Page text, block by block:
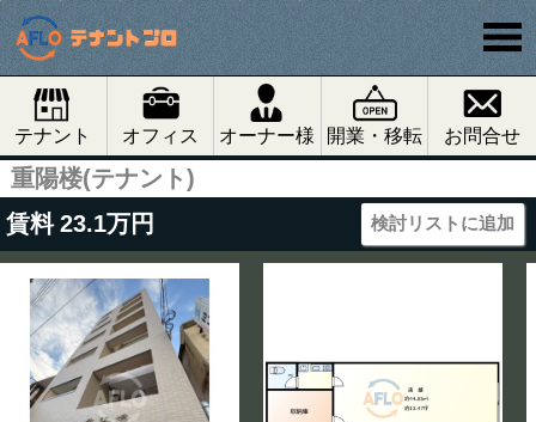
テナント オフィス オーナー様 開業・移転 お問合せ
重陽楼(テナント)
賃料 23.1万円 検討リストに追加